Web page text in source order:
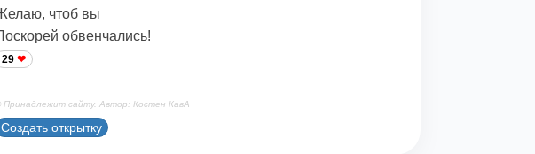
чтоб вы
обвенчались!
29
Принадлежит сайту. Автор: Костен КавА
Создать открытку